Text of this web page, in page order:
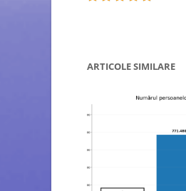
ARTICOLE SIMILARE